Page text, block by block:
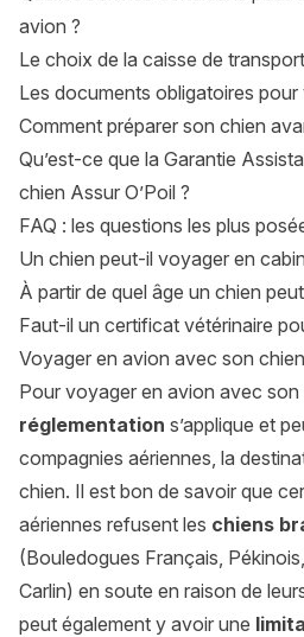
avion ?
Le choix de la caisse de
Les documents obligatoires
Comment préparer son chien
Qu’est-ce que la Garantie
chien Assur O’Poil ?
FAQ : les questions les plus
Un chien peut-il voyager en
À partir de quel âge un chien
Faut-il un certificat vétérinaire
Voyager en avion avec son
Pour voyager en avion avec son
réglementation s’applique et
compagnies aériennes, la
chien. Il est bon de savoir que
aériennes refusent les chiens
(Bouledogues Français,
Carlin) en soute en raison de
peut également y avoir une